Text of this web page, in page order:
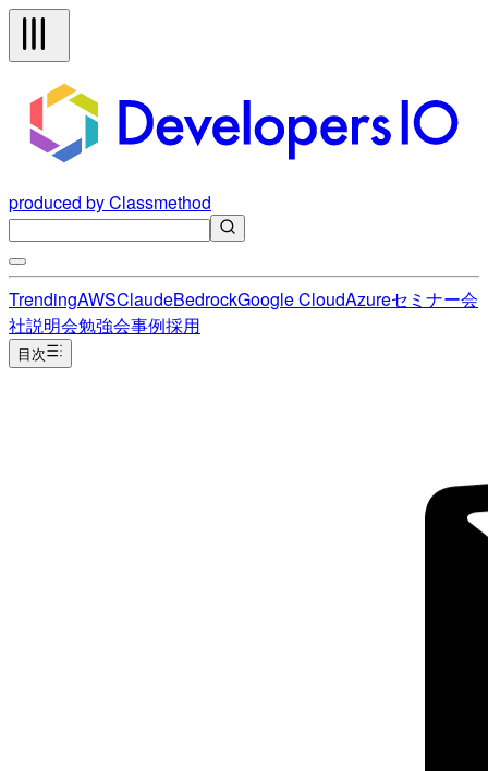
produced by Classmethod
TrendingAWSClaudeBedrockGoogle CloudAzureセミナー会
社説明会勉強会事例採用
目次